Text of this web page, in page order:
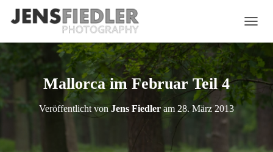
A
G
A
T
U
Mallorca im Februar Teil 4
Veröffentlicht vonJens Fiedler am 28. März 2013